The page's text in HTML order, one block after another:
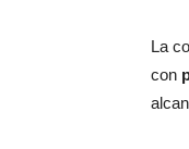
La
con